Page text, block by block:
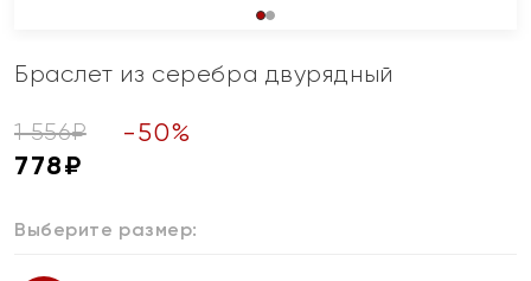
Браслет из серебра двурядный
1 556₽ -50%
778₽
Выберите размер: